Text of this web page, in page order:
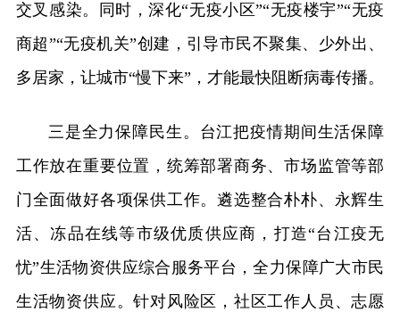
交叉感染。同时，深化“无疫小区”“无疫楼宇”“无疫
商超”“无疫机关”创建，引导市民不聚集、少外出、
多居家，让城市“慢下来”，才能最快阻断病毒传播。
三是全力保障民生。台江把疫情期间生活保障
工作放在重要位置，统筹部署商务、市场监管等部
门全面做好各项保供工作。遴选整合朴朴、永辉生
活、冻品在线等市级优质供应商，打造“台江疫无
忧”生活物资供应综合服务平台，全力保障广大市民
生活物资供应。针对风险区，社区工作人员、志愿